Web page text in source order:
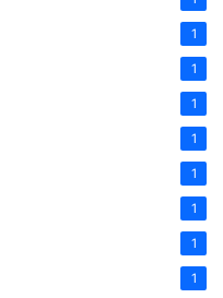
1
1
1
1
1
1
1
1